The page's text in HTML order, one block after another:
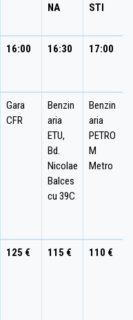
NA
STI
16:00 16:30 17:00
Gara
CFR
Benzin
aria
ETU,
Bd.
Nicolae
Balces
cu 39C
Benzin
aria
PETRO
M
Metro
125 € 115 € 110 €